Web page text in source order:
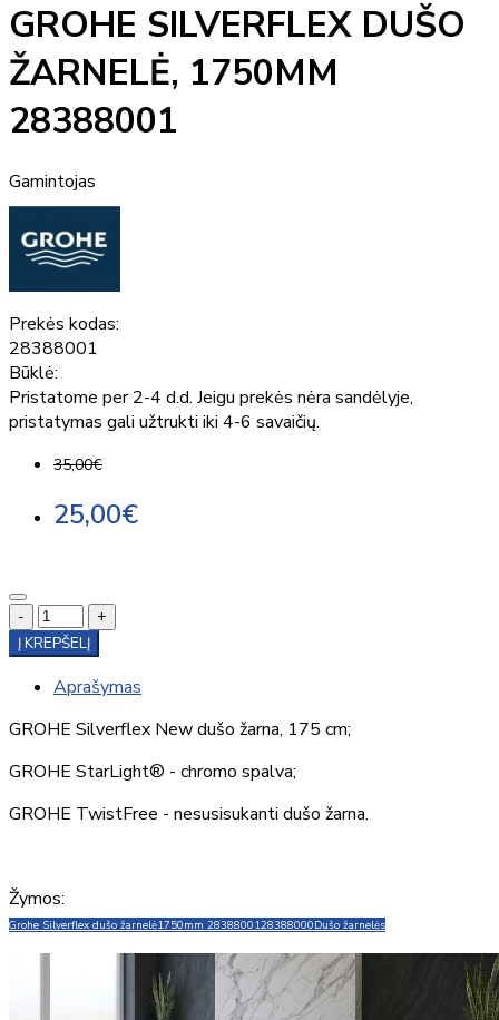
GROHE SILVERFLEX DUŠO
ŽARNELĖ, 1750MM
28388001
Gamintojas
Prekės kodas:
28388001
Būklė:
Pristatome per 2-4 d.d. Jeigu prekės nėra sandėlyje,
pristatymas gali užtrukti iki 4-6 savaičių.
35,00€
25,00€
-
+
Į KREPŠELĮ
Aprašymas
GROHE Silverflex New dušo žarna, 175 cm;
GROHE StarLight® - chromo spalva;
GROHE TwistFree - nesusisukanti dušo žarna.
Žymos:
Grohe Silverflex dušo žarnelė1750mm 2838800128388000Dušo žarnelės